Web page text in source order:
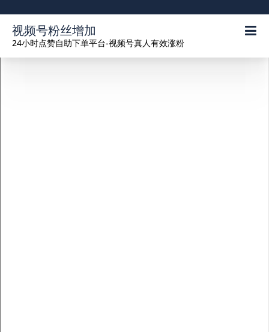
视频号粉丝增加
24小时点赞自助下单平台-视频号真人有效涨粉